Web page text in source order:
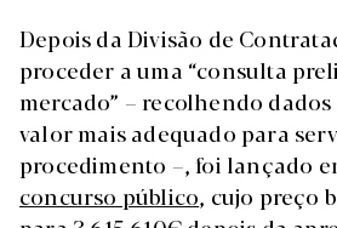
Depois da Divisão de
proceder a uma “consulta
mercado” – recolhendo
valor mais adequado para
procedimento –, foi lançado
concurso público, cujo preço